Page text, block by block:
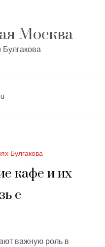
Москва
Булгакова
кафе и их
с
важную роль в